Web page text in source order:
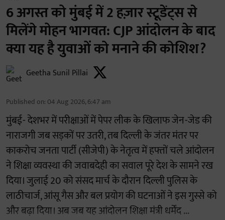
6 अगस्त को मुंबई में 2 हज़ार स्टूडेंट्स से
मिलेंगे मोहन भागवत: CJP आंदोलन के बाद
क्या यह है युवाओं को मनाने की कोशिश?
Geetha Sunil Pillai
Published on: 04 Aug 2026, 6:47 am
मुंबई- देशभर में परीक्षाओं में पेपर लीक के खिलाफ जेन-जेड की
नाराजगी जब सड़कों पर उतरी, तब दिल्ली के जंतर मंतर पर
काकरोच जनता पार्टी (सीजेपी) के नेतृत्व में हफ्तों चले आंदोलन
ने शिक्षा व्यवस्था की जवाबदेही का सवाल पूरे देश के सामने रख
दिया। जुलाई 20 को संसद मार्च के दौरान दिल्ली पुलिस के
लाठीचार्ज, आंसू गैस और बल प्रयोग की घटनाओं ने इस गुस्से को
और बढ़ा दिया। अब जब यह आंदोलन शिक्षा मंत्री धर्मेंद ...